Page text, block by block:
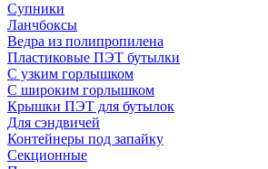
Супники
Ланчбоксы
Ведра из полипропилена
Пластиковые ПЭТ бутылки
С узким горлышком
С широким горлышком
Крышки ПЭТ для бутылок
Для сэндвичей
Контейнеры под запайку
Секционные